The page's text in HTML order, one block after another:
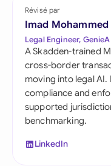
Révisé par
Imad Mohammed
Legal Engineer,
A Skadden-trained
cross-border
moving into legal
compliance and
supported
benchmarking.
LinkedIn